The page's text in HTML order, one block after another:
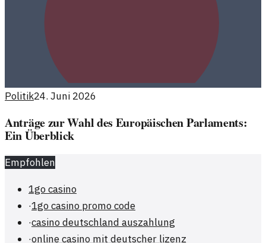
Politik24. Juni 2026
Anträge zur Wahl des Europäischen Parlaments:
Ein Überblick
Empfohlen
1go casino
·1go casino promo code
·casino deutschland auszahlung
·online casino mit deutscher lizenz